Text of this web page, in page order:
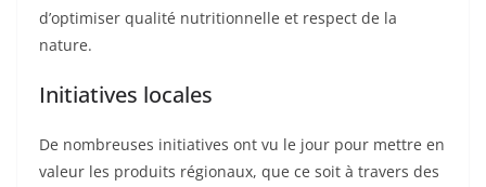
d’optimiser qualité nutritionnelle et respect de la
nature.
Initiatives locales
De nombreuses initiatives ont vu le jour pour mettre en
valeur les produits régionaux, que ce soit à travers des